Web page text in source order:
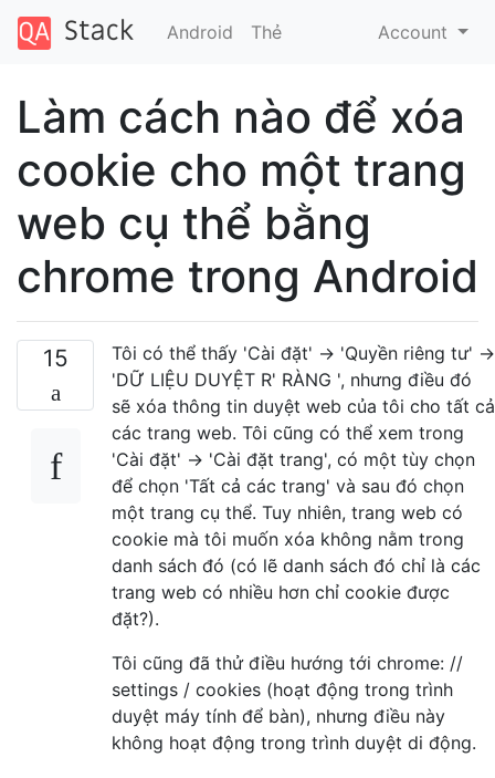
Android Thẻ Account
Làm cách nào để xóa
cookie cho một trang
web cụ thể bằng
chrome trong Android
15
Tôi có thể thấy 'Cài đặt' -> 'Quyền riêng tư' ->
'DỮ LIỆU DUYỆT R' RÀNG ', nhưng điều đó
sẽ xóa thông tin duyệt web của tôi cho tất cả
các trang web. Tôi cũng có thể xem trong
'Cài đặt' -> 'Cài đặt trang', có một tùy chọn
để chọn 'Tất cả các trang' và sau đó chọn
một trang cụ thể. Tuy nhiên, trang web có
cookie mà tôi muốn xóa không nằm trong
danh sách đó (có lẽ danh sách đó chỉ là các
trang web có nhiều hơn chỉ cookie được
đặt?).
Tôi cũng đã thử điều hướng tới chrome: //
settings / cookies (hoạt động trong trình
duyệt máy tính để bàn), nhưng điều này
không hoạt động trong trình duyệt di động.